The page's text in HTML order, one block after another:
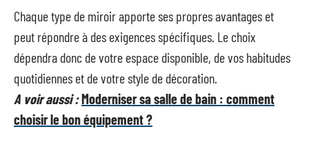
Chaque type de miroir apporte ses propres avantages et
peut répondre à des exigences spécifiques. Le choix
dépendra donc de votre espace disponible, de vos habitudes
quotidiennes et de votre style de décoration.
A voir aussi :Moderniser sa salle de bain : comment
choisir le bon équipement ?